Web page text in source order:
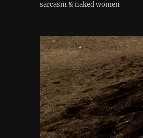
sarcasm & naked women